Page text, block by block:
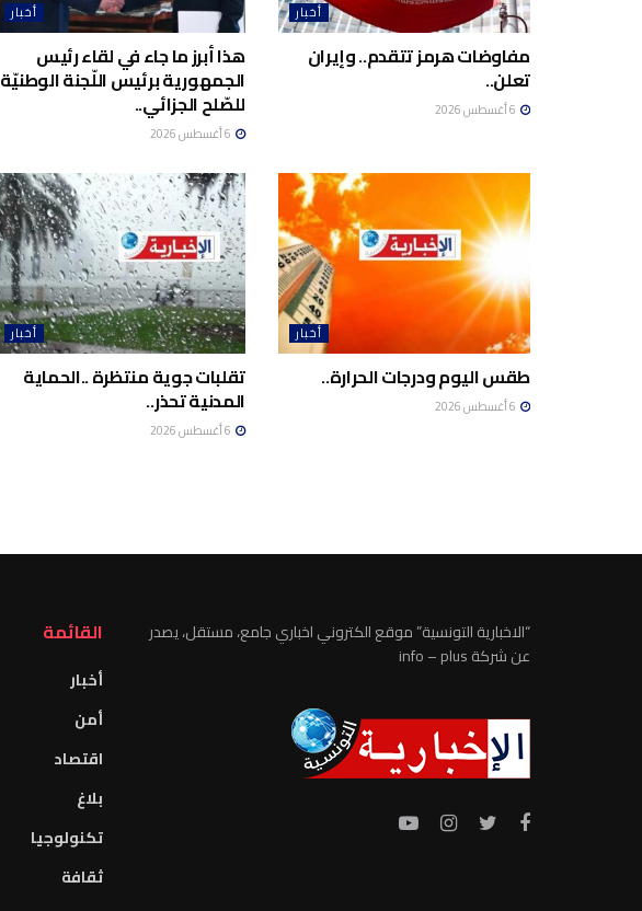
أخبار
مفاوضات هرمز تتقدم.. وإيران
تعلن..
أخبار
هذا أبرز ما جاء في لقاء رئيس
الجمهورية برئيس اللّجنة الوطنيّة
للصّلح الجزائي..
أخبار
طقس اليوم ودرجات الحرارة..
أخبار
تقلبات جوية منتظرة ..الحماية
المدنية تحذر..
“الاخبارية التونسية” موقع الكتروني اخباري جامع، مستقل، يصدر
عن شركة info – plus
القائمة
أخبار
أمن
اقتصاد
بلاغ
تكنولوجيا
ثقافة